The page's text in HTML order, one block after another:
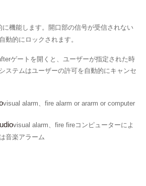
に機能します。開口部の信号が受信されない
動的にロックされます。
ゲートを開くと、ユーザーが指定された時
ステムはユーザーの許可を自動的にキャンセ
visual alarm、fire alarm or ararm or computer
visual alarm、fire fireコンピューターによ
音楽アラーム